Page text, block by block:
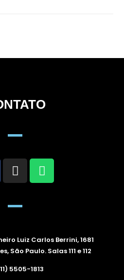
Luiz Carlos Berrini, 1681
São Paulo. Salas 111 e 112
5505-1813